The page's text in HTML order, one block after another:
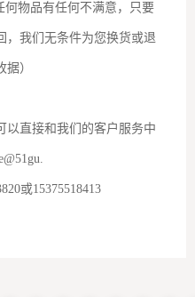
何物品有任何不满意，只要
，我们无条件为您换货或退
收据）
以直接和我们的客户服务中
或15375518413